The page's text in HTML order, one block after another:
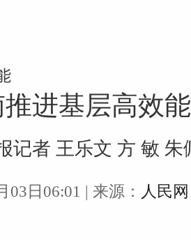
进基层高效
记者 王乐文 方 敏 朱
03日06:01 | 来源： 人民